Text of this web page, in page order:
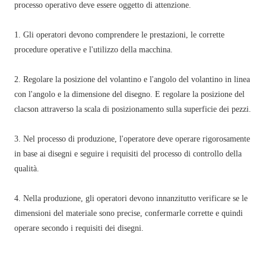
processo operativo deve essere oggetto di attenzione.
1. Gli operatori devono comprendere le prestazioni, le corrette
procedure operative e l'utilizzo della macchina.
2. Regolare la posizione del volantino e l'angolo del volantino in linea
con l'angolo e la dimensione del disegno. E regolare la posizione del
clacson attraverso la scala di posizionamento sulla superficie dei pezzi.
3. Nel processo di produzione, l'operatore deve operare rigorosamente
in base ai disegni e seguire i requisiti del processo di controllo della
qualità.
4. Nella produzione, gli operatori devono innanzitutto verificare se le
dimensioni del materiale sono precise, confermarle corrette e quindi
operare secondo i requisiti dei disegni.